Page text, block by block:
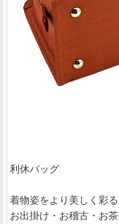
利休バッグ
着物姿をより美しく彩る
お出掛け・お稽古・お